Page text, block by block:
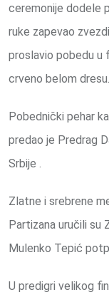
ceremonije dodele
ruke zapevao
proslavio pobedu u
crveno belom dresu.
Pobednički pehar
predao je Predrag
Srbije .
Zlatne i srebrene
Partizana uručili su
Mulenko Tepić
U predigri velikog